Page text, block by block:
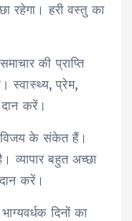
रहेगा। हरी वस्‍तु का
की प्राप्ति
स्‍वास्‍थ्‍य, प्रेम,
करें।
विजय के संकेत हैं।
व्‍यापार बहुत अच्‍छा
करें।
दिनों का